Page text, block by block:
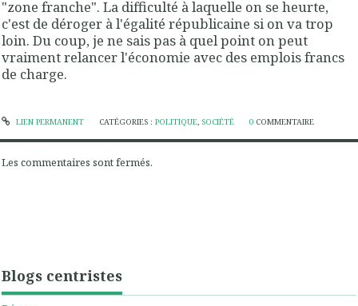
Blogs centristes
"zone franche". La difficulté à laquelle on se heurte,
c'est de déroger à l'égalité républicaine si on va trop
loin. Du coup, je ne sais pas à quel point on peut
vraiment relancer l'économie avec des emplois francs
de charge.
LIEN PERMANENT CATÉGORIES : POLITIQUE, SOCIÉTÉ 0 COMMENTAIRE
Les commentaires sont fermés.